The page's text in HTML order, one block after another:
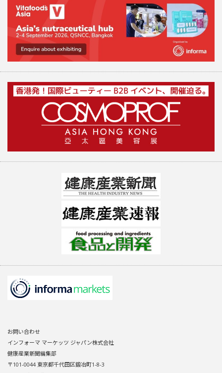
お問い合わせ
インフォーマ マーケッツ ジャパン株式会社
健康産業新聞編集部
〒101-0044 東京都千代田区鍛冶町1-8-3